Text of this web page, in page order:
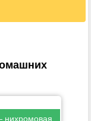
нихромовая